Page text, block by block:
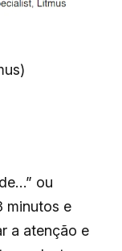
ou
minutos e
a atenção e